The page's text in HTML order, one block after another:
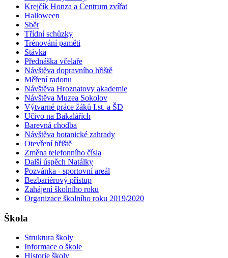
Krejčík Honza a Centrum zvířat
Halloween
Sběr
Třídní schůzky
Trénování paměti
Stávka
Přednáška včelaře
Návštěva dopravního hřiště
Měření radonu
Návštěva Hroznatovy akademie
Návštěva Muzea Sokolov
Výtvarné práce žáků I.st. a ŠD
Učivo na Bakalářích
Barevná chodba
Návštěva botanické zahrady
Otevření hřiště
Změna telefonního čísla
Další úspěch Natálky
Pozvánka - sportovní areál
Bezbariérový přístup
Zahájení školního roku
Organizace školního roku 2019/2020
Škola
Struktura školy
Informace o škole
Historie školy